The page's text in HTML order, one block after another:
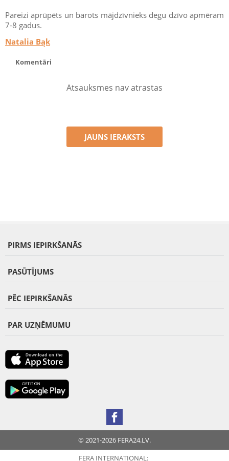
Pareizi aprūpēts un barots mājdzīvnieks degu dzīvo apmēram
7-8 gadus.
Natalia Bąk
Komentāri
Atsauksmes nav atrastas
JAUNS IERAKSTS
PIRMS IEPIRKŠANĀS
PASŪTĪJUMS
PĒC IEPIRKŠANĀS
PAR UZŅĒMUMU
© 2021-2026 FERA24.LV.
FERA INTERNATIONAL: